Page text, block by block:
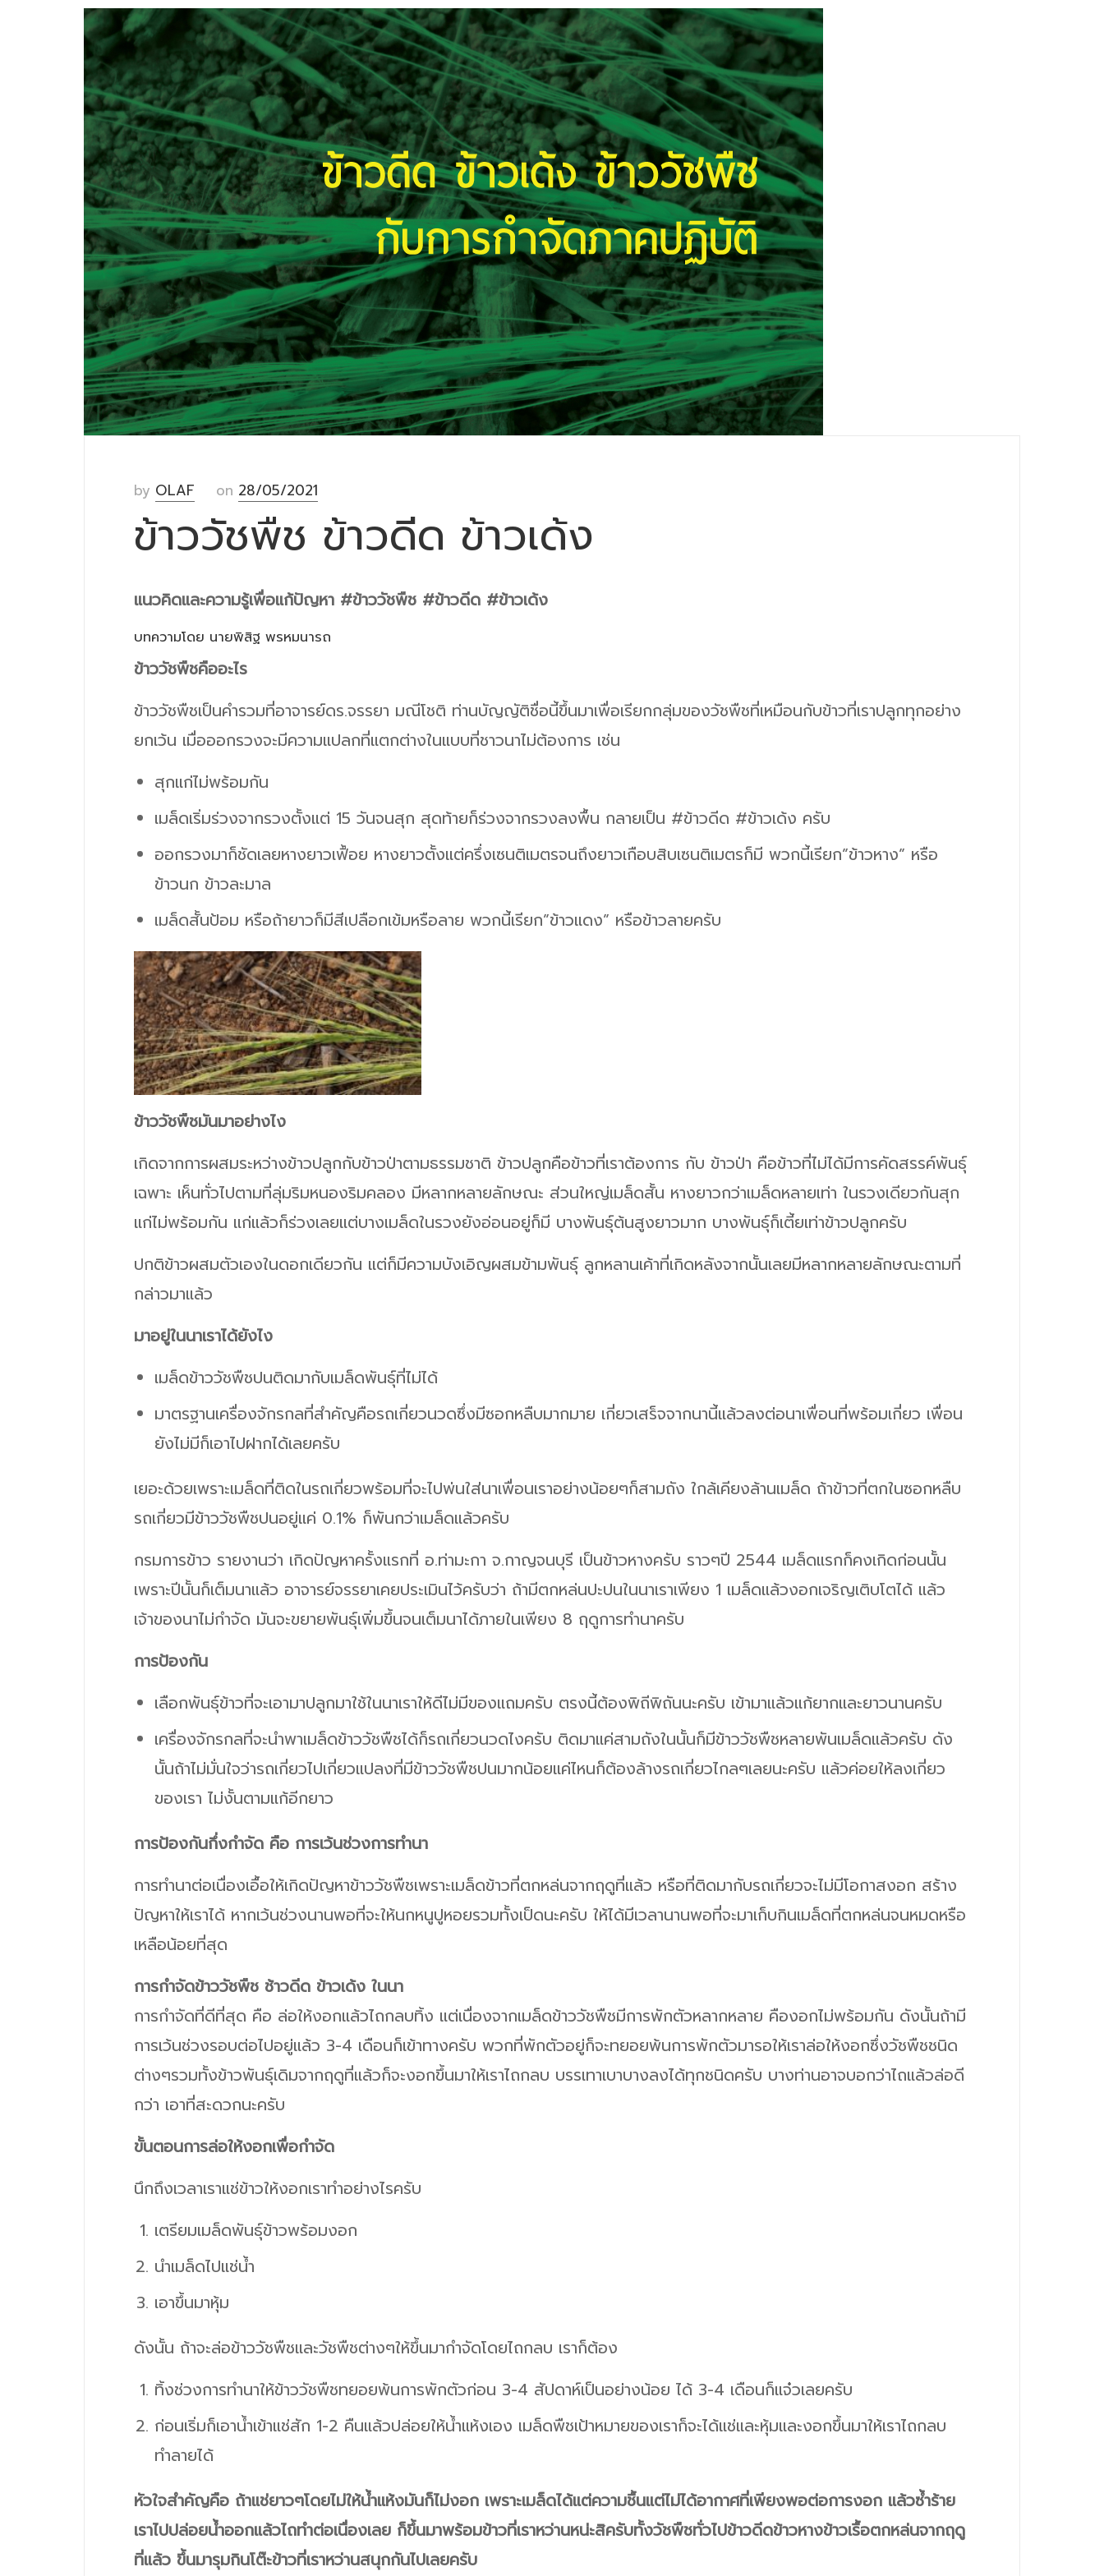
by OLAF on 28/05/2021
ข้าววัชพืช ข้าวดีด ข้าวเด้ง
แนวคิดและความรู้เพื่อแก้ปัญหา #ข้าววัชพืช #ข้าวดีด #ข้าวเด้ง
บทความโดย นายพิสิฐ พรหมนารถ
ข้าววัชพืชคืออะไร
ข้าววัชพืชเป็นคำรวมที่อาจารย์ดร.จรรยา มณีโชติ ท่านบัญญัติชื่อนี้ขึ้นมาเพื่อเรียกกลุ่มของวัชพืชที่เหมือนกับข้าวที่เราปลูกทุกอย่าง
ยกเว้น เมื่อออกรวงจะมีความแปลกที่แตกต่างในแบบที่ชาวนาไม่ต้องการ เช่น
สุกแก่ไม่พร้อมกัน
เมล็ดเริ่มร่วงจากรวงตั้งแต่ 15 วันจนสุก สุดท้ายก็ร่วงจากรวงลงพื้น กลายเป็น #ข้าวดีด #ข้าวเด้ง ครับ
ออกรวงมาก็ชัดเลยหางยาวเฟื้อย หางยาวตั้งแต่ครึ่งเซนติเมตรจนถึงยาวเกือบสิบเซนติเมตรก็มี พวกนี้เรียก”ข้าวหาง” หรือ
ข้าวนก ข้าวละมาล
เมล็ดสั้นป้อม หรือถ้ายาวก็มีสีเปลือกเข้มหรือลาย พวกนี้เรียก”ข้าวแดง” หรือข้าวลายครับ
ข้าววัชพืชมันมาอย่างไง
เกิดจากการผสมระหว่างข้าวปลูกกับข้าวป่าตามธรรมชาติ ข้าวปลูกคือข้าวที่เราต้องการ กับ ข้าวป่า คือข้าวที่ไม่ได้มีการคัดสรรค์พันธุ์
เฉพาะ เห็นทั่วไปตามที่ลุ่มริมหนองริมคลอง มีหลากหลายลักษณะ ส่วนใหญ่เมล็ดสั้น หางยาวกว่าเมล็ดหลายเท่า ในรวงเดียวกันสุก
แก่ไม่พร้อมกัน แก่แล้วก็ร่วงเลยแต่บางเมล็ดในรวงยังอ่อนอยู่ก็มี บางพันธุ์ต้นสูงยาวมาก บางพันธุ์ก็เตี้ยเท่าข้าวปลูกครับ
ปกติข้าวผสมตัวเองในดอกเดียวกัน แต่ก็มีความบังเอิญผสมข้ามพันธุ์ ลูกหลานเค้าที่เกิดหลังจากนั้นเลยมีหลากหลายลักษณะตามที่
กล่าวมาแล้ว
มาอยู่ในนาเราได้ยังไง
เมล็ดข้าววัชพืชปนติดมากับเมล็ดพันธุ์ที่ไม่ได้
มาตรฐานเครื่องจักรกลที่สำคัญคือรถเกี่ยวนวดซึ่งมีซอกหลืบมากมาย เกี่ยวเสร็จจากนานี้แล้วลงต่อนาเพื่อนที่พร้อมเกี่ยว เพื่อน
ยังไม่มีก็เอาไปฝากได้เลยครับ
เยอะด้วยเพราะเมล็ดที่ติดในรถเกี่ยวพร้อมที่จะไปพ่นใส่นาเพื่อนเราอย่างน้อยๆก็สามถัง ใกล้เคียงล้านเมล็ด ถ้าข้าวที่ตกในซอกหลืบ
รถเกี่ยวมีข้าววัชพืชปนอยู่แค่ 0.1% ก็พันกว่าเมล็ดแล้วครับ
กรมการข้าว รายงานว่า เกิดปัญหาครั้งแรกที่ อ.ท่ามะกา จ.กาญจนบุรี เป็นข้าวหางครับ ราวๆปี 2544 เมล็ดแรกก็คงเกิดก่อนนั้น
เพราะปีนั้นก็เต็มนาแล้ว อาจารย์จรรยาเคยประเมินไว้ครับว่า ถ้ามีตกหล่นปะปนในนาเราเพียง 1 เมล็ดแล้วงอกเจริญเติบโตได้ แล้ว
เจ้าของนาไม่กำจัด มันจะขยายพันธุ์เพิ่มขึ้นจนเต็มนาได้ภายในเพียง 8 ฤดูการทำนาครับ
การป้องกัน
เลือกพันธุ์ข้าวที่จะเอามาปลูกมาใช้ในนาเราให้ดีไม่มีของแถมครับ ตรงนี้ต้องพิถีพิถันนะครับ เข้ามาแล้วแก้ยากและยาวนานครับ
เครื่องจักรกลที่จะนำพาเมล็ดข้าววัชพืชได้ก็รถเกี่ยวนวดไงครับ ติดมาแค่สามถังในนั้นก็มีข้าววัชพืชหลายพันเมล็ดแล้วครับ ดัง
นั้นถ้าไม่มั่นใจว่ารถเกี่ยวไปเกี่ยวแปลงที่มีข้าววัชพืชปนมากน้อยแค่ไหนก็ต้องล้างรถเกี่ยวไกลๆเลยนะครับ แล้วค่อยให้ลงเกี่ยว
ของเรา ไม่งั้นตามแก้อีกยาว
การป้องกันกึ่งกำจัด คือ การเว้นช่วงการทำนา
การทำนาต่อเนื่องเอื้อให้เกิดปัญหาข้าววัชพืชเพราะเมล็ดข้าวที่ตกหล่นจากฤดูที่แล้ว หรือที่ติดมากับรถเกี่ยวจะไม่มีโอกาสงอก สร้าง
ปัญหาให้เราได้ หากเว้นช่วงนานพอที่จะให้นกหนูปูหอยรวมทั้งเป็ดนะครับ ให้ได้มีเวลานานพอที่จะมาเก็บกินเมล็ดที่ตกหล่นจนหมดหรือ
เหลือน้อยที่สุด
การกำจัดข้าววัชพืช ช้าวดีด ข้าวเด้ง ในนา
การกำจัดที่ดีที่สุด คือ ล่อให้งอกแล้วไถกลบทิ้ง แต่เนื่องจากเมล็ดข้าววัชพืชมีการพักตัวหลากหลาย คืองอกไม่พร้อมกัน ดังนั้นถ้ามี
การเว้นช่วงรอบต่อไปอยู่แล้ว 3-4 เดือนก็เข้าทางครับ พวกที่พักตัวอยู่ก็จะทยอยพ้นการพักตัวมารอให้เราล่อให้งอกซึ่งวัชพืชชนิด
ต่างๆรวมทั้งข้าวพันธุ์เดิมจากฤดูที่แล้วก็จะงอกขึ้นมาให้เราไถกลบ บรรเทาเบาบางลงได้ทุกชนิดครับ บางท่านอาจบอกว่าไถแล้วล่อดี
กว่า เอาที่สะดวกนะครับ
ขั้นตอนการล่อให้งอกเพื่อกำจัด
นึกถึงเวลาเราแช่ข้าวให้งอกเราทำอย่างไรครับ
เตรียมเมล็ดพันธุ์ข้าวพร้อมงอก
นำเมล็ดไปแช่น้ำ
เอาขึ้นมาหุ้ม
ดังนั้น ถ้าจะล่อข้าววัชพืชและวัชพืชต่างๆให้ขึ้นมากำจัดโดยไถกลบ เราก็ต้อง
ทิ้งช่วงการทำนาให้ข้าววัชพืชทยอยพ้นการพักตัวก่อน 3-4 สัปดาห์เป็นอย่างน้อย ได้ 3-4 เดือนก็แจ๋วเลยครับ
ก่อนเริ่มก็เอาน้ำเข้าแช่สัก 1-2 คืนแล้วปล่อยให้น้ำแห้งเอง เมล็ดพืชเป้าหมายของเราก็จะได้แช่และหุ้มและงอกขึ้นมาให้เราไถกลบ
ทำลายได้
หัวใจสำคัญคือ ถ้าแช่ยาวๆโดยไม่ให้น้ำแห้งมันก็ไม่งอก เพราะเมล็ดได้แต่ความชื้นแต่ไม่ได้อากาศที่เพียงพอต่อการงอก แล้วซ้ำร้าย
เราไปปล่อยน้ำออกแล้วไถทำต่อเนื่องเลย ก็ขึ้นมาพร้อมข้าวที่เราหว่านหน่ะสิครับทั้งวัชพืชทั่วไปข้าวดีดข้าวหางข้าวเรื้อตกหล่นจากฤดู
ที่แล้ว ขึ้นมารุมกินโต๊ะข้าวที่เราหว่านสนุกกันไปเลยครับ